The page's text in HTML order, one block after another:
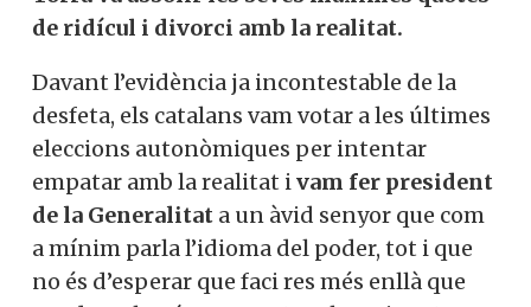
de ridícul i divorci amb la realitat.
Davant l’evidència ja incontestable de la
desfeta, els catalans vam votar a les últimes
eleccions autonòmiques per intentar
empatar amb la realitat i vam fer president
de la Generalitat a un àvid senyor que com
a mínim parla l’idioma del poder, tot i que
no és d’esperar que faci res més enllà que